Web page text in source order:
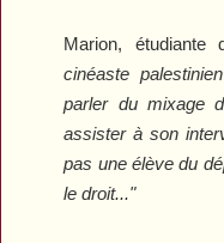
Marion, étudiante
cinéaste
parler du mixage
assister à son
pas une élève du
le droit..."